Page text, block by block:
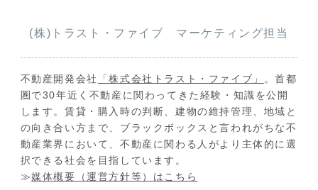
(株)トラスト・ファイブ マーケティング担当
不動産開発会社 「株式会社トラスト・ファイブ」
。首都
圏で30年近く不動産に関わってきた経験・知識を公開
します。賃貸・購入時の判断、建物の維持管理、地域と
の向き合い方まで、ブラックボックスと言われがちな不
動産業界において、不動産に関わる人がより主体的に選
択できる社会を目指しています。
≫媒体概要（運営方針等）はこちら